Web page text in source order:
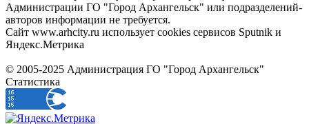
Администрации ГО "Город Архангельск" или подразделений-
авторов информации не требуется.
Сайт www.arhcity.ru использует cookies сервисов Sputnik и
Яндекс.Метрика
© 2005-2025 Администрация ГО "Город Архангельск"
Статистика